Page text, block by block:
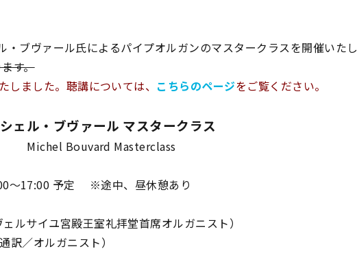
ブヴァール氏によるパイプオルガンのマスタークラスを開催いたし
す。
しました。聴講については、 こちらのページをご覧ください。
ェル・ブヴァール マスタークラス
Michel Bouvard Masterclass
～17:00 予定 ※途中、昼休憩あり
ルサイユ宮殿王室礼拝堂首席オルガニスト）
／オルガニスト）